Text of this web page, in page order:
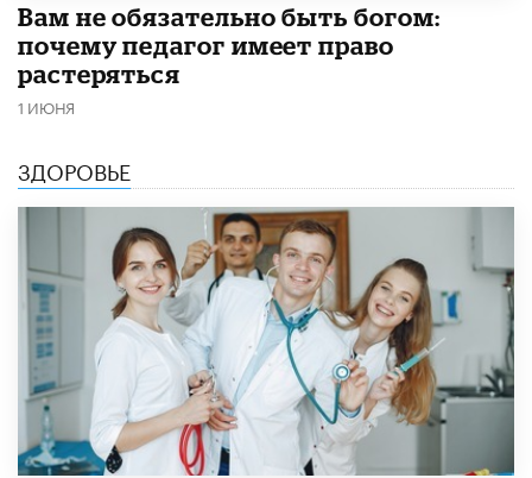
​Вам не обязательно быть богом:
почему педагог имеет право
растеряться
1 ИЮНЯ
ЗДОРОВЬЕ